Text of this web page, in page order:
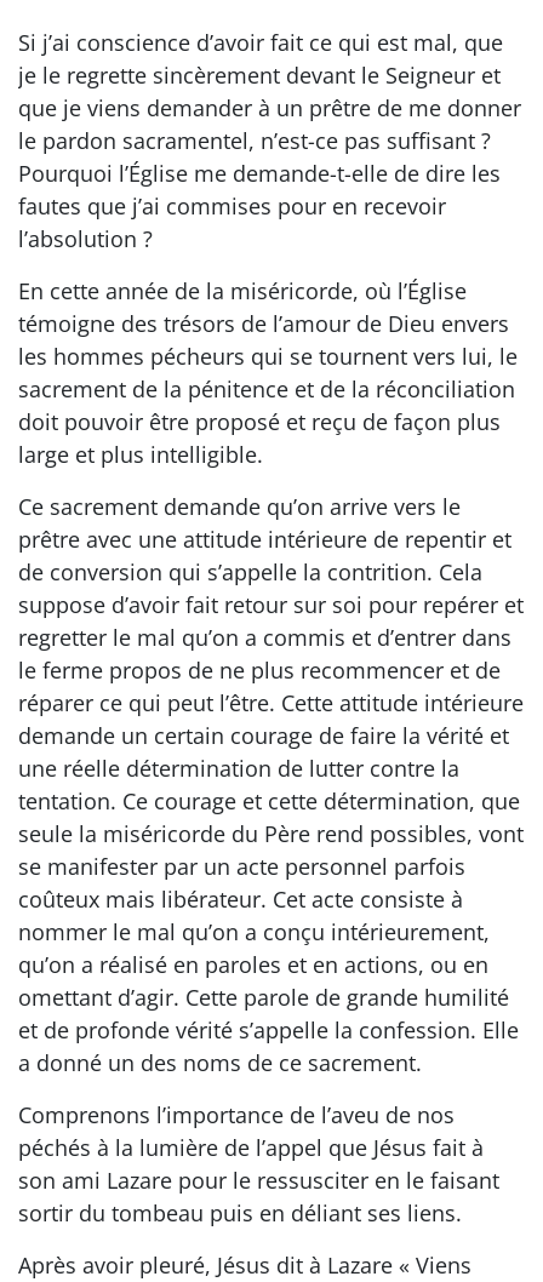
Si j’ai conscience d’avoir fait ce qui est mal, que
je le regrette sincèrement devant le Seigneur et
que je viens demander à un prêtre de me donner
le pardon sacramentel, n’est-ce pas suffisant ?
Pourquoi l’Église me demande-t-elle de dire les
fautes que j’ai commises pour en recevoir
l’absolution ?
En cette année de la miséricorde, où l’Église
témoigne des trésors de l’amour de Dieu envers
les hommes pécheurs qui se tournent vers lui, le
sacrement de la pénitence et de la réconciliation
doit pouvoir être proposé et reçu de façon plus
large et plus intelligible.
Ce sacrement demande qu’on arrive vers le
prêtre avec une attitude intérieure de repentir et
de conversion qui s’appelle la contrition. Cela
suppose d’avoir fait retour sur soi pour repérer et
regretter le mal qu’on a commis et d’entrer dans
le ferme propos de ne plus recommencer et de
réparer ce qui peut l’être. Cette attitude intérieure
demande un certain courage de faire la vérité et
une réelle détermination de lutter contre la
tentation. Ce courage et cette détermination, que
seule la miséricorde du Père rend possibles, vont
se manifester par un acte personnel parfois
coûteux mais libérateur. Cet acte consiste à
nommer le mal qu’on a conçu intérieurement,
qu’on a réalisé en paroles et en actions, ou en
omettant d’agir. Cette parole de grande humilité
et de profonde vérité s’appelle la confession. Elle
a donné un des noms de ce sacrement.
Comprenons l’importance de l’aveu de nos
péchés à la lumière de l’appel que Jésus fait à
son ami Lazare pour le ressusciter en le faisant
sortir du tombeau puis en déliant ses liens.
Après avoir pleuré, Jésus dit à Lazare « Viens